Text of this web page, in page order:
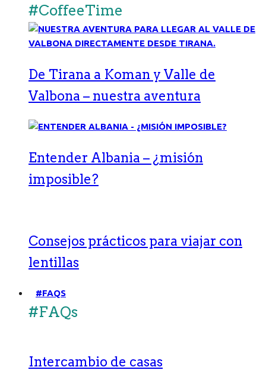
#CoffeeTime
De Tirana a Koman y Valle de
Valbona – nuestra aventura
Entender Albania – ¿misión
imposible?
Consejos prácticos para viajar con
lentillas
#FAQS
#FAQs
Intercambio de casas